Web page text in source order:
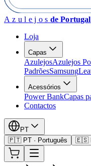
Azulejos de Portugal
Loja
Capas
AzulejosAzulejos
PadrõesSamsung
Acessórios
Power BankCapas
Contactos
PT
🇵🇹 PT · Português
🇪🇸